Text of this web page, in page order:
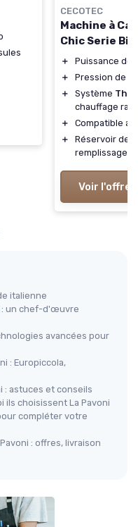
CECOTEC
Machine à
Chic Serie
＋ Puissance de
＋
Pression de
＋
Système
chauffage
＋
Compatible
＋
Réservoir de
remplissage
Voir l'offre
italienne
: un chef-d'œuvre
avancées pour
: Europiccola,
: astuces et conseils
ils choisissent La Pavoni
compléter votre
: offres, livraison